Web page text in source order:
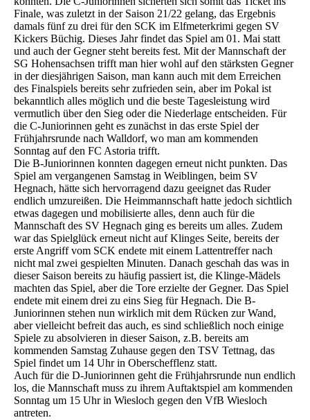
Finale, was zuletzt in der Saison 21/22 gelang, das Ergebnis
damals fünf zu drei für den SCK im Elfmeterkrimi gegen SV
Kickers Büchig. Dieses Jahr findet das Spiel am 01. Mai statt
und auch der Gegner steht bereits fest. Mit der Mannschaft der
SG Hohensachsen trifft man hier wohl auf den stärksten Gegner
in der diesjährigen Saison, man kann auch mit dem Erreichen
des Finalspiels bereits sehr zufrieden sein, aber im Pokal ist
bekanntlich alles möglich und die beste Tagesleistung wird
vermutlich über den Sieg oder die Niederlage entscheiden. Für
die C-Juniorinnen geht es zunächst in das erste Spiel der
Frühjahrsrunde nach Walldorf, wo man am kommenden
Sonntag auf den FC Astoria trifft.
Die B-Juniorinnen konnten dagegen erneut nicht punkten. Das
Spiel am vergangenen Samstag in Weiblingen, beim SV
Hegnach, hätte sich hervorragend dazu geeignet das Ruder
endlich umzureißen. Die Heimmannschaft hatte jedoch sichtlich
etwas dagegen und mobilisierte alles, denn auch für die
Mannschaft des SV Hegnach ging es bereits um alles. Zudem
war das Spielglück erneut nicht auf Klinges Seite, bereits der
erste Angriff vom SCK endete mit einem Lattentreffer nach
nicht mal zwei gespielten Minuten. Danach geschah das was in
dieser Saison bereits zu häufig passiert ist, die Klinge-Mädels
machten das Spiel, aber die Tore erzielte der Gegner. Das Spiel
endete mit einem drei zu eins Sieg für Hegnach. Die B-
Juniorinnen stehen nun wirklich mit dem Rücken zur Wand,
aber vielleicht befreit das auch, es sind schließlich noch einige
Spiele zu absolvieren in dieser Saison, z.B. bereits am
kommenden Samstag Zuhause gegen den TSV Tettnag, das
Spiel findet um 14 Uhr in Oberschefflenz statt.
Auch für die D-Juniorinnen geht die Frühjahrsrunde nun endlich
los, die Mannschaft muss zu ihrem Auftaktspiel am kommenden
Sonntag um 15 Uhr in Wiesloch gegen den VfB Wiesloch
antreten.